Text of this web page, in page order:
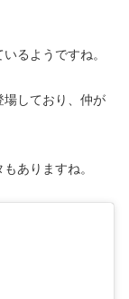
るようですね。
場しており、仲が
ありますね。